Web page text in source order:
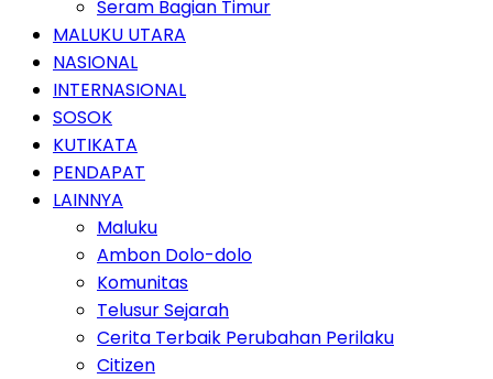
Seram Bagian Timur
MALUKU UTARA
NASIONAL
INTERNASIONAL
SOSOK
KUTIKATA
PENDAPAT
LAINNYA
Maluku
Ambon Dolo-dolo
Komunitas
Telusur Sejarah
Cerita Terbaik Perubahan Perilaku
Citizen